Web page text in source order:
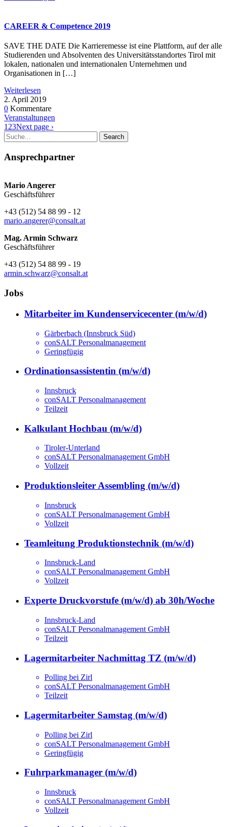
CAREER & Competence 2019
SAVE THE DATE Die Karrieremesse ist eine Plattform, auf der alle
Studierenden und Absolventen des Universitätsstandortes Tirol mit
lokalen, nationalen und internationalen Unternehmen und
Organisationen in […]
Weiterlesen
2. April 2019
0 Kommentare
Veranstaltungen
1 23Next page ›
Ansprechpartner
Mario Angerer
Geschäftsführer
+43 (512) 54 88 99 - 12
mario.angerer@consalt.at
Mag. Armin Schwarz
Geschäftsführer
+43 (512) 54 88 99 - 19
armin.schwarz@consalt.at
Jobs
Mitarbeiter im Kundenservicecenter (m/w/d)
Gärberbach (Innsbruck Süd)
conSALT Personalmanagement
Geringfügig
Ordinationsassistentin (m/w/d)
Innsbruck
conSALT Personalmanagement
Teilzeit
Kalkulant Hochbau (m/w/d)
Tiroler-Unterland
conSALT Personalmanagement GmbH
Vollzeit
Produktionsleiter Assembling (m/w/d)
Innsbruck
conSALT Personalmanagement GmbH
Vollzeit
Teamleitung Produktionstechnik (m/w/d)
Innsbruck-Land
conSALT Personalmanagement GmbH
Vollzeit
Experte Druckvorstufe (m/w/d) ab 30h/Woche
Innsbruck-Land
conSALT Personalmanagement GmbH
Teilzeit
Lagermitarbeiter Nachmittag TZ (m/w/d)
Polling bei Zirl
conSALT Personalmanagement GmbH
Teilzeit
Lagermitarbeiter Samstag (m/w/d)
Polling bei Zirl
conSALT Personalmanagement GmbH
Geringfügig
Fuhrparkmanager (m/w/d)
Innsbruck
conSALT Personalmanagement GmbH
Vollzeit